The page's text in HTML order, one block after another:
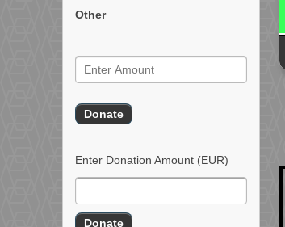
Other
Enter Donation Amount (EUR)